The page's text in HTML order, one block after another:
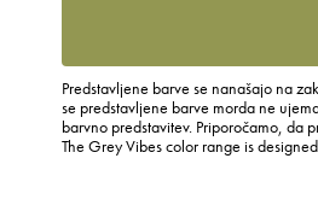
Predstavljene barve se nanašajo na
se predstavljene barve morda ne
barvno predstavitev. Priporočamo, da
The Grey Vibes color range is